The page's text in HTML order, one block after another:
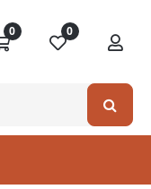
0 0